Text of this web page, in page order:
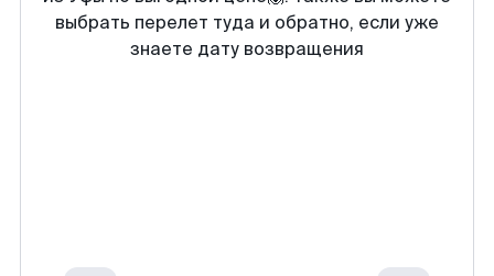
выбрать перелет туда и обратно, если уже
знаете дату возвращения